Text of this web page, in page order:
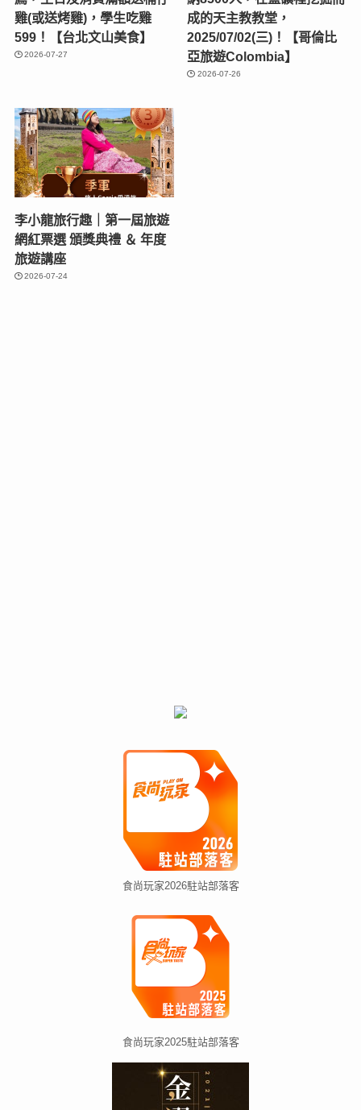
雞(或送烤雞)，學生吃雞
599！【台北文山美食】
2026-07-27
成的天主教教堂，
2025/07/02(三)！【哥倫比
亞旅遊Colombia】
2026-07-26
李小龍旅行趣｜第一屆旅遊
網紅票選 頒獎典禮 ＆ 年度
旅遊講座
2026-07-24
食尚玩家2026駐站部落客
食尚玩家2025駐站部落客